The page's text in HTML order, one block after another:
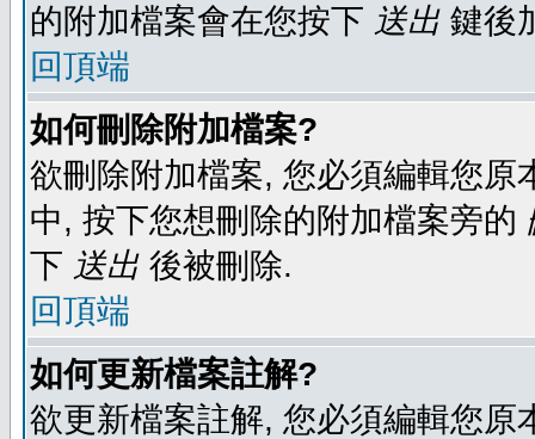
的附加檔案會在您按下 送出 鍵後
回頂端
如何刪除附加檔案?
欲刪除附加檔案, 您必須編輯您
中, 按下您想刪除的附加檔案旁的
下 送出 後被刪除.
回頂端
如何更新檔案註解?
欲更新檔案註解, 您必須編輯您